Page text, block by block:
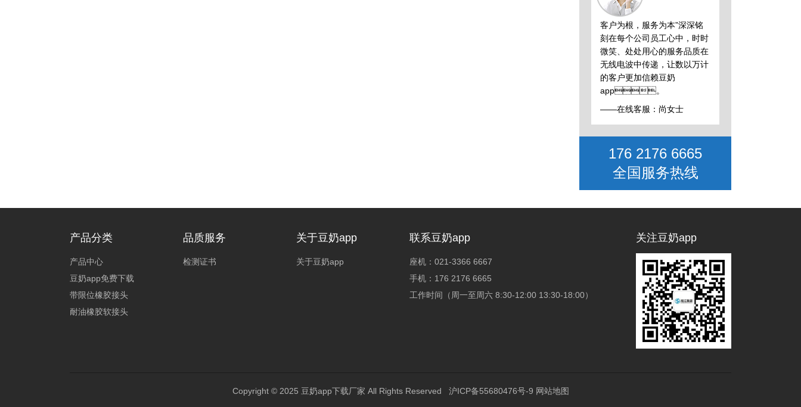
客户为根，服务为本”深深铭
刻在每个公司员工心中，时时
微笑、处处用心的服务品质在
无线电波中传递，让数以万计
的客户更加信赖豆奶
app。
——在线客服：尚女士
176 2176 6665
全国服务热线
产品分类
产品中心
豆奶app免费下载
带限位橡胶接头
耐油橡胶软接头
品质服务
检测证书
关于豆奶app
关于豆奶app
联系豆奶app
座机：021-3366 6667
手机：176 2176 6665
工作时间（周一至周六 8:30-12:00 13:30-18:00）
关注豆奶app
Copyright © 2025 豆奶app下载厂家 All Rights Reserved 沪ICP备55680476号-9 网站地图